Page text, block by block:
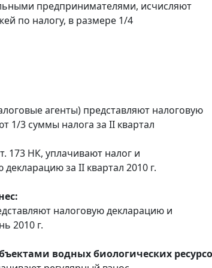
предпринимателями, исчисляют
по налогу, в размере 1/4
агенты) представляют налоговую
1/3 суммы налога за II квартал
173 НК, уплачивают налог и
за II квартал 2010 г.
налоговую декларацию и
2010 г.
водных биологических